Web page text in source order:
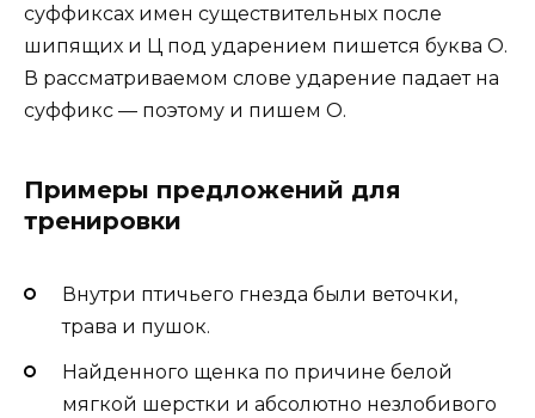
суффиксах имен существительных после
шипящих и Ц под ударением пишется буква О.
В рассматриваемом слове ударение падает на
суффикс — поэтому и пишем О.
Примеры предложений для
тренировки
Внутри птичьего гнезда были веточки,
трава и пушок.
Найденного щенка по причине белой
мягкой шерстки и абсолютно незлобивого